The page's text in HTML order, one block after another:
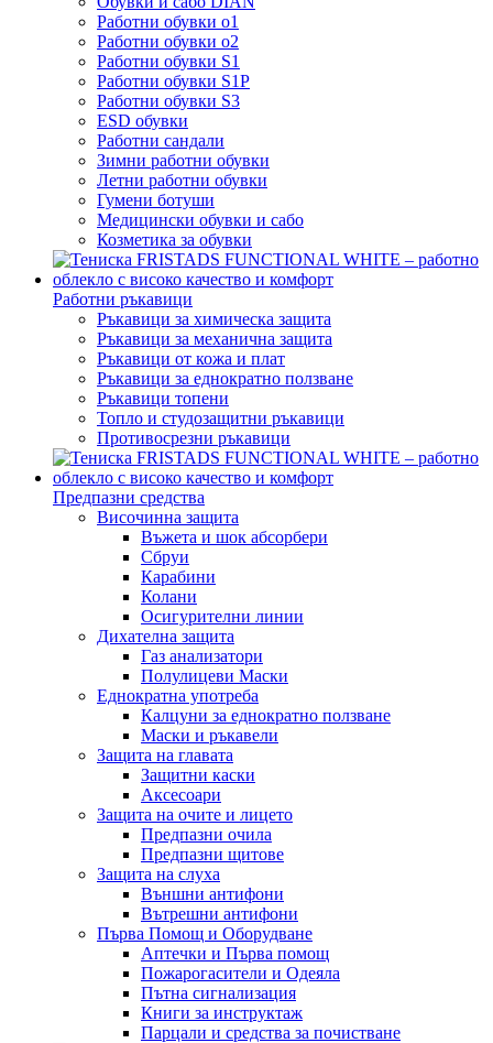
Работни обувки o1
Работни обувки o2
Работни обувки S1
Работни обувки S1P
Работни обувки S3
ESD обувки
Работни сандали
Зимни работни обувки
Летни работни обувки
Гумени ботуши
Медицински обувки и сабо
Козметика за обувки
Работни ръкавици
Ръкавици за химическа защита
Ръкавици за механична защита
Ръкавици от кожа и плат
Ръкавици за еднократно ползване
Ръкавици топени
Топло и студозащитни ръкавици
Противосрезни ръкавици
Предпазни средства
Височинна защита
Въжета и шок абсорбери
Сбруи
Карабини
Колани
Осигурителни линии
Дихателна защита
Газ анализатори
Полулицеви Маски
Еднократна употреба
Калцуни за еднократно ползване
Маски и ръкавели
Защита на главата
Защитни каски
Аксесоари
Защита на очите и лицето
Предпазни очила
Предпазни щитове
Защита на слуха
Външни антифони
Вътрешни антифони
Първа Помощ и Оборудване
Аптечки и Първа помощ
Пожарогасители и Одеяла
Пътна сигнализация
Книги за инструктаж
Парцали и средства за почистване